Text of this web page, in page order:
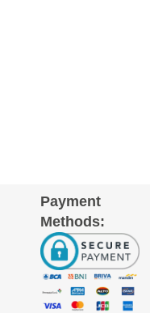
Payment
Methods: